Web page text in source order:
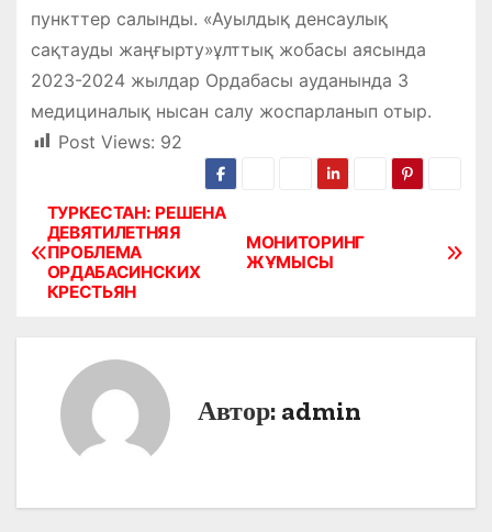
пункттер салынды. «Ауылдық денсаулық
сақтауды жаңғырту»ұлттық жобасы аясында
2023-2024 жылдар Ордабасы ауданында 3
медициналық нысан салу жоспарланып отыр.
Post Views: 92
Н
а
МОНИТОРИНГ
ЖҰМЫСЫ
ТУРКЕСТАН: РЕШЕНА
ДЕВЯТИЛЕТНЯЯ
ПРОБЛЕМА
ОРДАБАСИНСКИХ
КРЕСТЬЯН
Автор: admin